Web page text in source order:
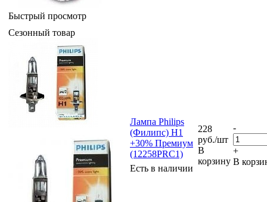
Быстрый просмотр
Сезонный товар
Лампа Philips
(Филипс) H1
+30% Премиум
(12258PRC1)
Есть в наличии
228
руб./шт
В
корзину
-
+
В